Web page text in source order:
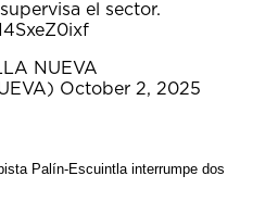
supervisa el sector.
NUEVA
October 2, 2025
Palín-Escuintla interrumpe dos